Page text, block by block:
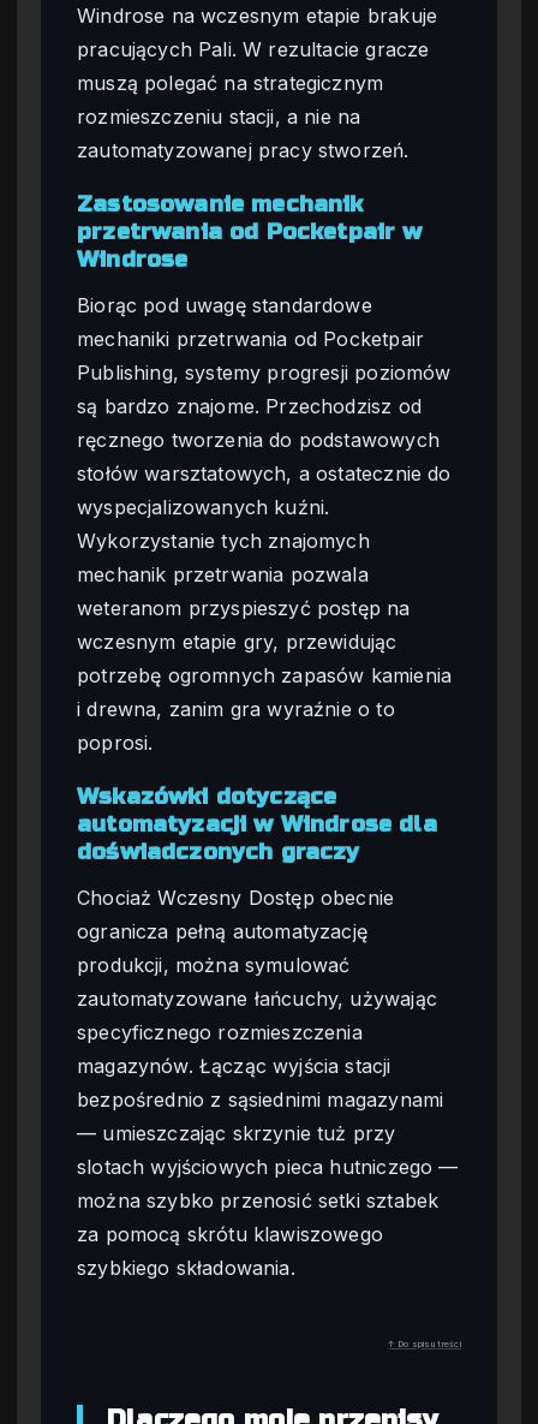
Windrose na wczesnym etapie brakuje
pracujących Pali. W rezultacie gracze
muszą polegać na strategicznym
rozmieszczeniu stacji, a nie na
zautomatyzowanej pracy stworzeń.
Zastosowanie mechanik
przetrwania od Pocketpair w
Windrose
Biorąc pod uwagę standardowe
mechaniki przetrwania od Pocketpair
Publishing, systemy progresji poziomów
są bardzo znajome. Przechodzisz od
ręcznego tworzenia do podstawowych
stołów warsztatowych, a ostatecznie do
wyspecjalizowanych kuźni.
Wykorzystanie tych znajomych
mechanik przetrwania pozwala
weteranom przyspieszyć postęp na
wczesnym etapie gry, przewidując
potrzebę ogromnych zapasów kamienia
i drewna, zanim gra wyraźnie o to
poprosi.
Wskazówki dotyczące
automatyzacji w Windrose dla
doświadczonych graczy
Chociaż Wczesny Dostęp obecnie
ogranicza pełną automatyzację
produkcji, można symulować
zautomatyzowane łańcuchy, używając
specyficznego rozmieszczenia
magazynów. Łącząc wyjścia stacji
bezpośrednio z sąsiednimi magazynami
— umieszczając skrzynie tuż przy
slotach wyjściowych pieca hutniczego —
można szybko przenosić setki sztabek
za pomocą skrótu klawiszowego
szybkiego składowania.
↑ Do spisu treści